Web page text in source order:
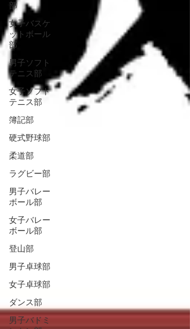
部
女子バスケ
ットボール
部
男子ソフト
テニス部
女子ソフト
テニス部
簿記部
硬式野球部
柔道部
ラグビー部
男子バレー
ボール部
女子バレー
ボール部
登山部
男子卓球部
女子卓球部
ダンス部
男子バドミ